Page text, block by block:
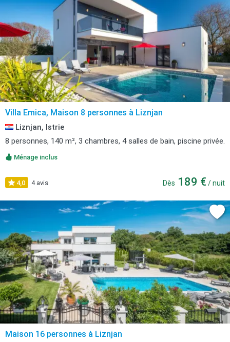
Villa Emica, Maison 8 personnes à Liznjan
Liznjan, Istrie
8 personnes, 140 m², 3 chambres, 4 salles de bain, piscine privée.
Ménage inclus
4,0 4 avis Dès 189 € / nuit
Maison 16 personnes à Liznjan